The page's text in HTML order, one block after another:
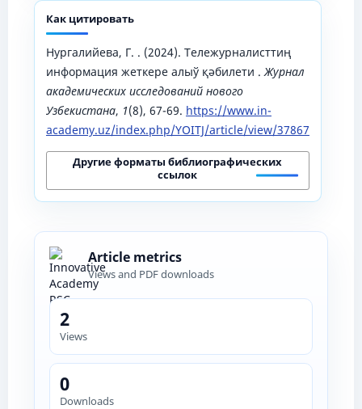
Как цитировать
Нургалийева, Г. . (2024). Тележурналисттиң
информация жеткере алыў қәбилети .Журнал
академических исследований нового
Узбекистана, 1(8), 67-69. https://www.in-
academy.uz/index.php/YOITJ/article/view/37867
Другие форматы библиографических
ссылок
Article metrics
Views and PDF downloads
2
Views
0
Downloads